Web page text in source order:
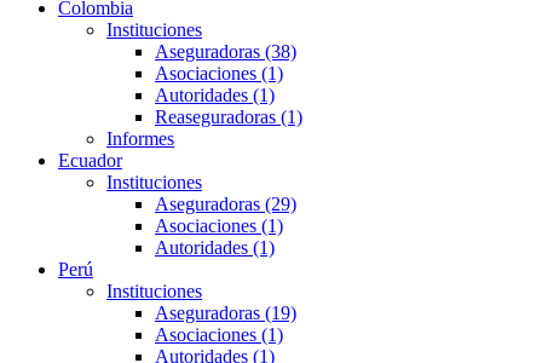
Colombia
Instituciones
Aseguradoras (38)
Asociaciones (1)
Autoridades (1)
Reaseguradoras (1)
Informes
Ecuador
Instituciones
Aseguradoras (29)
Asociaciones (1)
Autoridades (1)
Perú
Instituciones
Aseguradoras (19)
Asociaciones (1)
Autoridades (1)